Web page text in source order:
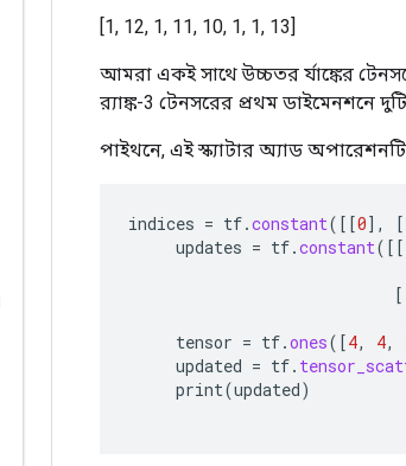
[1, 12, 1, 11, 10, 1, 1, 13]
আমরা একই সাথে উচ্চতর র্যাঙ্কের
র‍্যাঙ্ক-3 টেনসরের প্রথম ডাইমেনশনে
পাইথনে, এই স্ক্যাটার অ্যাড
indices = tf.constant( [[0] , [
updates = tf.constant(
tensor = tf.ones( [4, 4,
updated = tf.
print(updated)